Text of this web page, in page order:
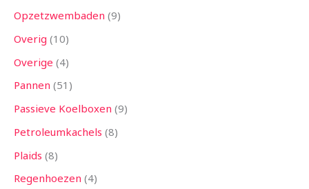
Opzetzwembaden 9
Overig 10
Overige 4
Pannen 51
Passieve Koelboxen 9
Petroleumkachels 8
Plaids 8
Regenhoezen 4